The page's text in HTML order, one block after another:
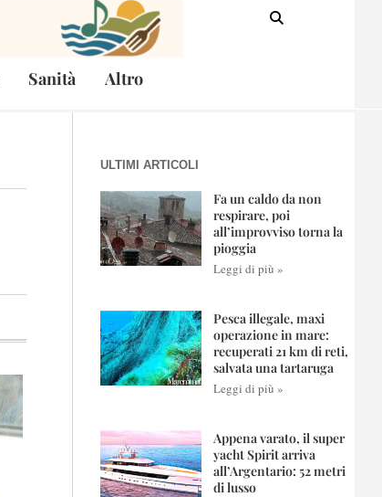
Sanità Altro
ULTIMI ARTICOLI
Fa un caldo da non
respirare, poi
all’improvviso torna la
pioggia
Leggi di più »
Pesca illegale, maxi
operazione in mare:
recuperati 21 km di reti,
salvata una tartaruga
Leggi di più »
Appena varato, il super
yacht Spirit arriva
all’Argentario: 52 metri
di lusso